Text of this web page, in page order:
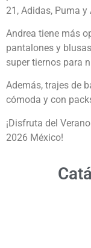
21, Adidas, Puma y
Andrea tiene más
pantalones y
super tiernos para
Además, trajes de
cómoda y con
¡Disfruta del
2026 México!